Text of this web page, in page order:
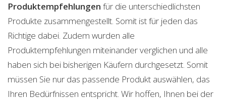
Produktempfehlungen für die unterschiedlichsten
Produkte zusammengestellt. Somit ist für jeden das
Richtige dabei. Zudem wurden alle
Produktempfehlungen miteinander verglichen und alle
haben sich bei bisherigen Käufern durchgesetzt. Somit
müssen Sie nur das passende Produkt auswählen, das
Ihren Bedürfnissen entspricht. Wir hoffen, Ihnen bei der